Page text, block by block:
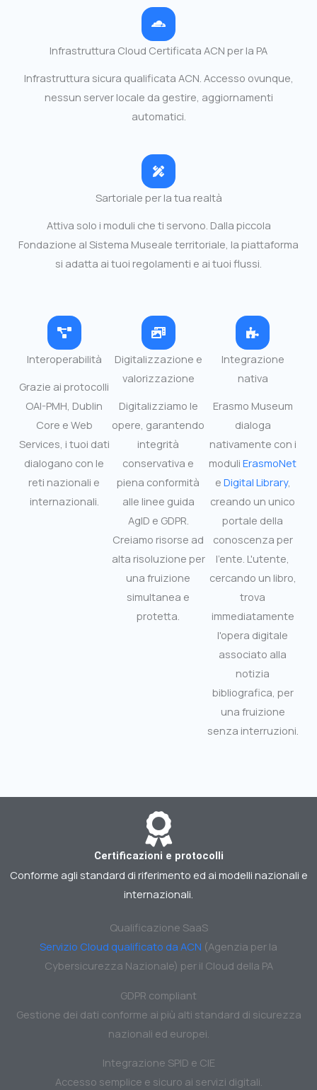
Infrastruttura Cloud Certificata ACN per la PA
Infrastruttura sicura qualificata ACN. Accesso ovunque,
nessun server locale da gestire, aggiornamenti
automatici.
Sartoriale per la tua realtà
Attiva solo i moduli che ti servono. Dalla piccola
Fondazione al Sistema Museale territoriale, la piattaforma
si adatta ai tuoi regolamenti e ai tuoi flussi.
Interoperabilità
Grazie ai protocolli
OAI-PMH, Dublin
Core e Web
Services, i tuoi dati
dialogano con le
reti nazionali e
internazionali.
Digitalizzazione e
valorizzazione
Digitalizziamo le
opere, garantendo
integrità
conservativa e
piena conformità
alle linee guida
AgID e GDPR.
Creiamo risorse ad
alta risoluzione per
una fruizione
simultanea e
protetta.
Integrazione
nativa
Erasmo Museum
dialoga
nativamente con i
moduliErasmoNet
e Digital Library,
creando un unico
portale della
conoscenza per
l'ente. L'utente,
cercando un libro,
trova
immediatamente
l'opera digitale
associato alla
notizia
bibliografica, per
una fruizione
senza interruzioni.
Certificazioni e protocolli
Conforme agli standard di riferimento ed ai modelli nazionali e
internazionali.
Qualificazione SaaS
Servizio Cloud qualificato da ACN (Agenzia per la
Cybersicurezza Nazionale) per il Cloud della PA
GDPR compliant
Gestione dei dati conforme ai più alti standard di sicurezza
nazionali ed europei.
Integrazione SPID e CIE
Accesso semplice e sicuro ai servizi digitali.